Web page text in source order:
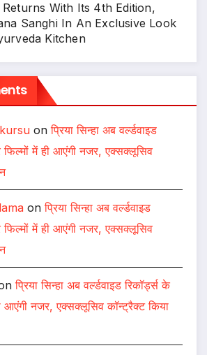
With Its 4th Edition,
Sanghi In An Exclusive Look
Kitchen
onप्रिया सिन्हा अब वर्ल्डवाइड
फिल्मों में ही आएंगी नजर, एक्सक्लूसिव
onप्रिया सिन्हा अब वर्ल्डवाइड
फिल्मों में ही आएंगी नजर, एक्सक्लूसिव
प्रिया सिन्हा अब वर्ल्डवाइड रिकॉर्ड्स के
आएंगी नजर, एक्सक्लूसिव कॉन्ट्रैक्ट किया